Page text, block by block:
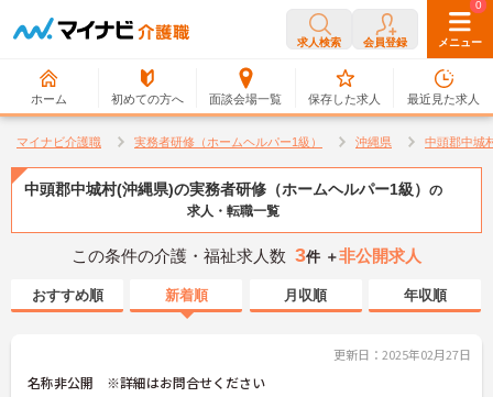
求人検索 会員登録 メニュー
ホーム 初めての方へ 面談会場一覧
0
保存した求人
0
最近見た求人
マイナビ介護職 実務者研修（ホームヘルパー1級） 沖縄県 中頭郡中城
中頭郡中城村(沖縄県)の実務者研修（ホームヘルパー1級） の
求人・転職一覧
この条件の介護・福祉求人数 3件 ＋非公開求人
おすすめ順 新着順 月収順 年収順
更新日：2025年02月27日
名称非公開 ※詳細はお問合せください